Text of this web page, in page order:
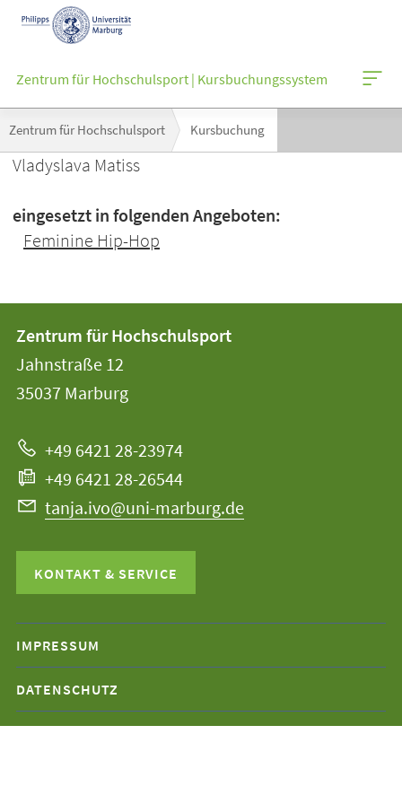
Navigation
Zentrum für Hochschulsport | Kursbuchungssystem
Navigation
Zentrum für Hochschulsport Kursbuchung
Vladyslava Matiss
eingesetzt in folgenden Angeboten:
Feminine Hip-Hop
Kontakt
und
Informationen
Website
der
Universität
Marburg
Zentrum für Hochschulsport
Jahnstraße 12
35037 Marburg
+49 6421 28-23974
+49 6421 28-26544
tanja.ivo@uni-marburg.de
KONTAKT & SERVICE
Mobile-
Service-
Navigation
und
IMPRESSUM
DATENSCHUTZ